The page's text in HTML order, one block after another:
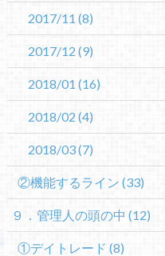
2017/11 (8)
2017/12 (9)
2018/01 (16)
2018/02 (4)
2018/03(7)
②機能するライン (33)
９．管理人の頭の中 (12)
①デイトレード (8)